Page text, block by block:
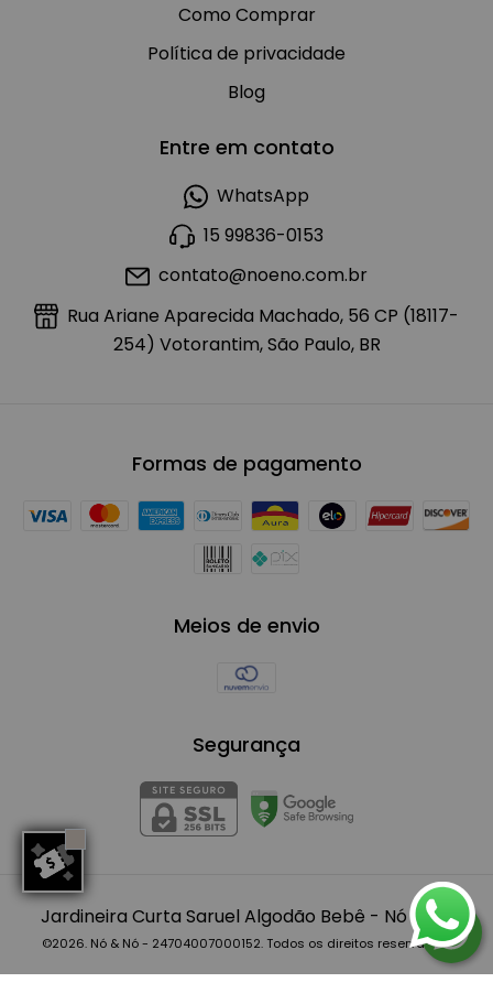
Como Comprar
Política de privacidade
Blog
Entre em contato
WhatsApp
15 99836-0153
contato@noeno.com.br
Rua Ariane Aparecida Machado, 56 CP (18117-
254) Votorantim, São Paulo, BR
Formas de pagamento
Meios de envio
Segurança
Jardineira Curta Saruel Algodão Bebê - Nó & Nó
©2026. Nó & Nó - 24704007000152. Todos os direitos reservados.